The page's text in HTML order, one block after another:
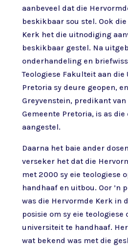
aanbeveel dat die
beskikbaar sou stel. Ook
Kerk het die uitnodiging
beskikbaar gestel. Na
onderhandeling en
Teologiese Fakulteit aan die
Pretoria sy deure geopen,
Greyvenstein, predikant
Gemeente Pretoria, is as
aangestel.
Daarna het baie ander
verseker het dat die
met 2000 sy eie teologiese
handhaaf en uitbou. Oor ’n
was die Hervormde Kerk in
posisie om sy eie teologiese
universiteit te handhaaf.
wat bekend was met die